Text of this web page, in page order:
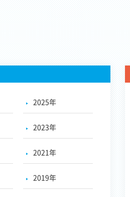
2025年
2023年
2021年
2019年